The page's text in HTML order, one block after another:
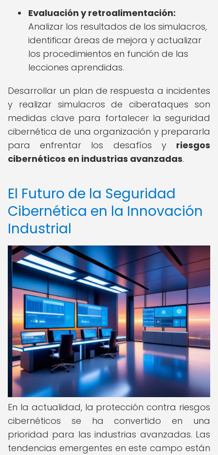
Evaluación y retroalimentación:
Analizar los resultados de los simulacros,
identificar áreas de mejora y actualizar
los procedimientos en función de las
lecciones aprendidas.
Desarrollar un plan de respuesta a incidentes
y realizar simulacros de ciberataques son
medidas clave para fortalecer la seguridad
cibernética de una organización y prepararla
para enfrentar los desafíos y riesgos
cibernéticos en industrias avanzadas.
El Futuro de la Seguridad
Cibernética en la Innovación
Industrial
En la actualidad, la protección contra riesgos
cibernéticos se ha convertido en una
prioridad para las industrias avanzadas. Las
tendencias emergentes en este campo están